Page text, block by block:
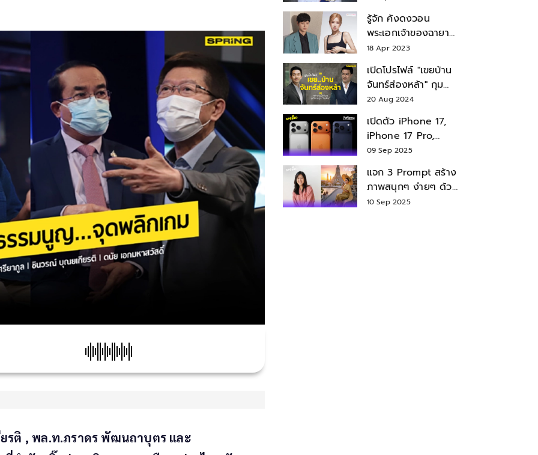
รติ , พล.ท.ภราดร พัฒนถาบุตร และ
สมช.-เลขาฯ
รมว.กลาโหม
รู้จัก คังดงวอน
พระเอกเจ้าของฉายา
สมบัติแห่งชาติ หลังมี
18 Apr 2023
เปิดโปรไฟล์ "เขยบ้าน
จันทร์ส่องหล้า" กุม
บังเหียนธุรกิจตระกูล
"ชินวัตร"
20 Aug 2024
เปิดตัว iPhone 17,
iPhone 17 Pro,
iPhone 17 Air สเปค
09 Sep 2025
แจก 3 Prompt สร้าง
ภาพสนุกๆ ง่ายๆ ด้วย
Nano Banana ใน
10 Sep 2025